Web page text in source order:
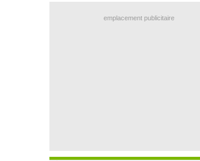
: Juanlu signe à Bournemouth (officiel)
emplacement publicitaire